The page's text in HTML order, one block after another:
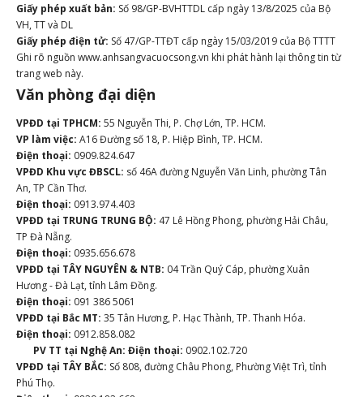
Giấy phép xuất bản: Số 98/GP-BVHTTDL cấp ngày 13/8/2025 của Bộ
VH, TT và DL
Giấy phép điện tử: Số 47/GP-TTĐT cấp ngày 15/03/2019 của Bộ TTTT
Ghi rõ nguồn www.anhsangvacuocsong.vn khi phát hành lại thông tin từ
trang web này.
Văn phòng đại diện
VPĐD tại TPHCM: 55 Nguyễn Thi, P. Chợ Lớn, TP. HCM.
VP làm việc: A16 Đường số 18, P. Hiệp Bình, TP. HCM.
Điện thoại: 0909.824.647
VPĐD Khu vực ĐBSCL: số 46A đường Nguyễn Văn Linh, phường Tân
An, TP Cần Thơ.
Điện thoại: 0913.974.403
VPĐD tại TRUNG TRUNG BỘ: 47 Lê Hồng Phong, phường Hải Châu,
TP Đà Nẵng.
Điện thoại: 0935.656.678
VPĐD tại TÂY NGUYÊN & NTB: 04 Trần Quý Cáp, phường Xuân
Hương - Đà Lạt, tỉnh Lâm Đồng.
Điện thoại: 091 386 5061
VPĐD tại Bắc MT: 35 Tân Hương, P. Hạc Thành, TP. Thanh Hóa.
Điện thoại: 0912.858.082
PV TT tại Nghệ An: Điện thoại: 0902.102.720
VPĐD tại TÂY BẮC: Số 808, đường Châu Phong, Phường Việt Trì, tỉnh
Phú Thọ.